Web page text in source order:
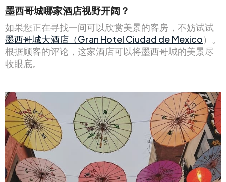
墨西哥城哪家酒店视野开阔？
如果您正在寻找一间可以欣赏美景的客房，不妨试试
墨西哥城大酒店（Gran Hotel Ciudad de Mexico）。
根据顾客的评论，这家酒店可以将墨西哥城的美景尽
收眼底。